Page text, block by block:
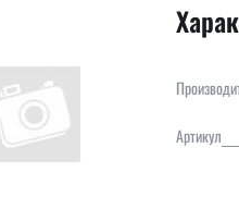
Артикул